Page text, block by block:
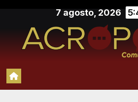
contenido
7 agosto, 2026